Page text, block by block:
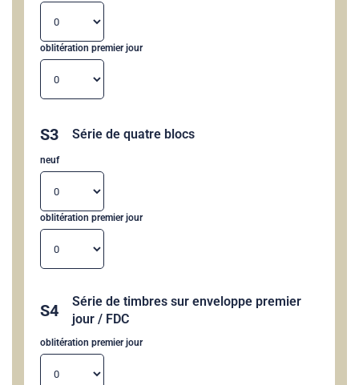
oblitération premier jour
S3 Série de quatre blocs
neuf
oblitération premier jour
S4
Série de timbres sur enveloppe premier
jour / FDC
oblitération premier jour